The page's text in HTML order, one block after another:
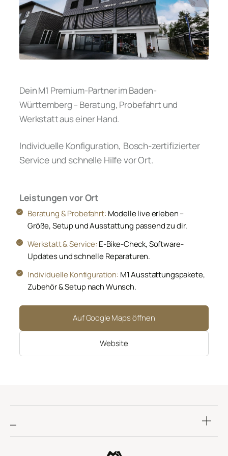
Dein M1 Premium-Partner im Baden-
Württemberg – Beratung, Probefahrt und
Werkstatt aus einer Hand.
Individuelle Konfiguration, Bosch-zertifizierter
Service und schnelle Hilfe vor Ort.
Leistungen vor Ort
Beratung & Probefahrt: Modelle live erleben –
Größe, Setup und Ausstattung passend zu dir.
Werkstatt & Service: E-Bike-Check, Software-
Updates und schnelle Reparaturen.
Individuelle Konfiguration: M1 Ausstattungspakete,
Zubehör & Setup nach Wunsch.
Auf Google Maps öffnen
Website